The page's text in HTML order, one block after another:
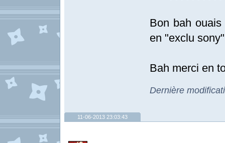
Bon bah
en "exclu
Bah merci en
Dernière
11-06-2013 23:03:43